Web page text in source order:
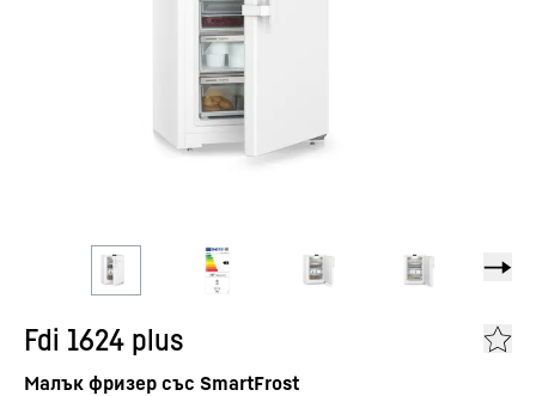
Fdi 1624 plus
Малък фризер със SmartFrost